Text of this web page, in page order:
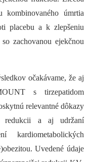
úmrtia
placebu a k zlepšeniu
zachovanou ejekčnou
očakávame, že aj
s tirzepatidom
relevantné dôkazy
redukcii a aj udržaní
kardiometabolických
Uvedené údaje